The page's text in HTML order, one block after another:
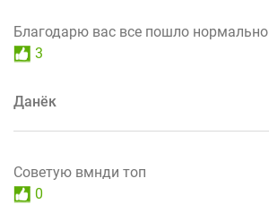
Благодарю вас все пошло нормально
3
Данёк
Советую вмнди топ
0